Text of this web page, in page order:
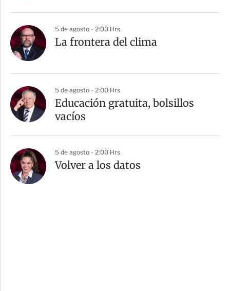
5 de agosto - 2:00 Hrs
La frontera del clima
5 de agosto - 2:00 Hrs
Educación gratuita, bolsillos
vacíos
5 de agosto - 2:00 Hrs
Volver a los datos